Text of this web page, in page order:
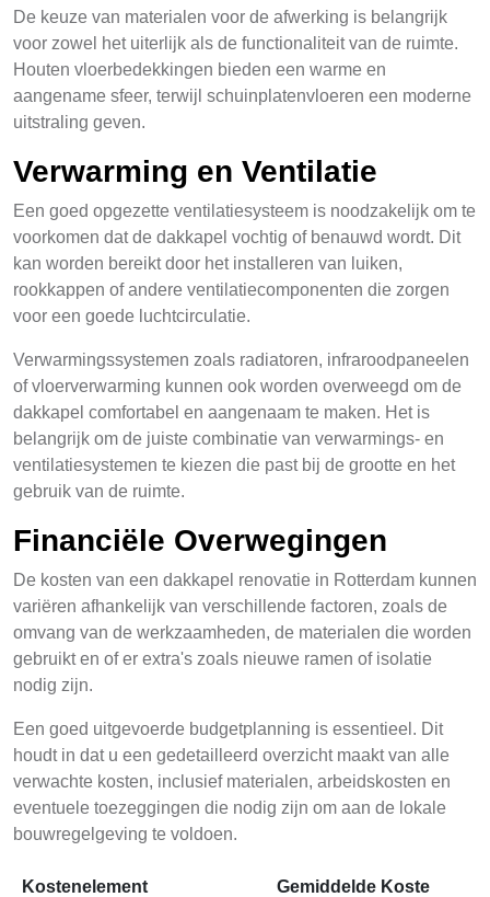
De keuze van materialen voor de afwerking is belangrijk
voor zowel het uiterlijk als de functionaliteit van de ruimte.
Houten vloerbedekkingen bieden een warme en
aangename sfeer, terwijl schuinplatenvloeren een moderne
uitstraling geven.
Verwarming en Ventilatie
Een goed opgezette ventilatiesysteem is noodzakelijk om te
voorkomen dat de dakkapel vochtig of benauwd wordt. Dit
kan worden bereikt door het installeren van luiken,
rookkappen of andere ventilatiecomponenten die zorgen
voor een goede luchtcirculatie.
Verwarmingssystemen zoals radiatoren, infraroodpaneelen
of vloerverwarming kunnen ook worden overweegd om de
dakkapel comfortabel en aangenaam te maken. Het is
belangrijk om de juiste combinatie van verwarmings- en
ventilatiesystemen te kiezen die past bij de grootte en het
gebruik van de ruimte.
Financiële Overwegingen
De kosten van een dakkapel renovatie in Rotterdam kunnen
variëren afhankelijk van verschillende factoren, zoals de
omvang van de werkzaamheden, de materialen die worden
gebruikt en of er extra's zoals nieuwe ramen of isolatie
nodig zijn.
Een goed uitgevoerde budgetplanning is essentieel. Dit
houdt in dat u een gedetailleerd overzicht maakt van alle
verwachte kosten, inclusief materialen, arbeidskosten en
eventuele toezeggingen die nodig zijn om aan de lokale
bouwregelgeving te voldoen.
Kostenelement Gemiddelde Koste